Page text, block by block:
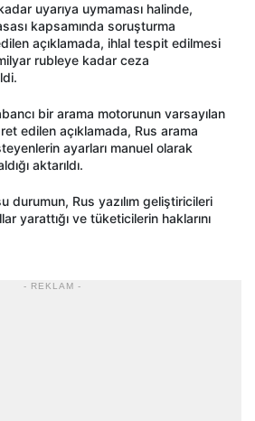
uyarıya uymaması halinde,
kapsamında soruşturma
açıklamada, ihlal tespit edilmesi
rubleye kadar ceza
bir arama motorunun varsayılan
edilen açıklamada, Rus arama
ayarları manuel olarak
aktarıldı.
durumun, Rus yazılım geliştiricileri
yarattığı ve tüketicilerin haklarını
- REKLAM -